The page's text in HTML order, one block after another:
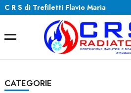
C R S di Trefiletti Flavio Maria
CATEGORIE